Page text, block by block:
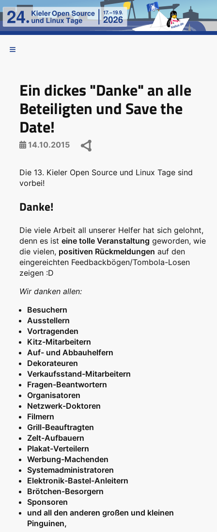
Ein dickes "Danke" an alle
Beteiligten und Save the
Date!
14.10.2015
Die 13. Kieler Open Source und Linux Tage sind
vorbei!
Danke!
Die viele Arbeit all unserer Helfer hat sich gelohnt,
denn es ist eine tolle Veranstaltung geworden, wie
die vielen, positiven Rückmeldungen auf den
eingereichten Feedbackbögen/Tombola-Losen
zeigen :D
Wir danken allen:
Besuchern
Ausstellern
Vortragenden
Kitz-Mitarbeitern
Auf- und Abbauhelfern
Dekorateuren
Verkaufsstand-Mitarbeitern
Fragen-Beantwortern
Organisatoren
Netzwerk-Doktoren
Filmern
Grill-Beauftragten
Zelt-Aufbauern
Plakat-Verteilern
Werbung-Machenden
Systemadministratoren
Elektronik-Bastel-Anleitern
Brötchen-Besorgern
Sponsoren
und all den anderen großen und kleinen
Pinguinen,